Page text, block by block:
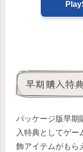
早期購入特
パッケージ版早期
入特典としてゲー
飾アイテムがもら